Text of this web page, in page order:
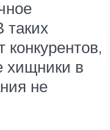
таких
конкурентов,
хищники в
не